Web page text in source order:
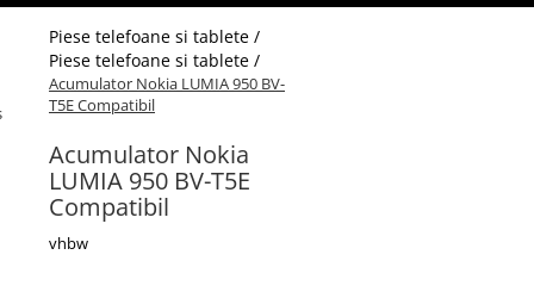
Piese telefoane si tablete /
Piese telefoane si tablete /
Acumulator Nokia LUMIA 950 BV-
T5E Compatibil
Acumulator Nokia
LUMIA 950 BV-T5E
Compatibil
vhbw